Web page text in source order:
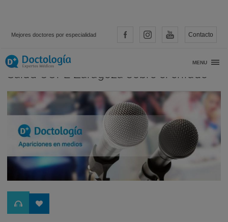
Mejores doctores por especialidad Contacto
MENU
Entrevista al Dr. Ezquerro en Espacio
Salud COPE Zaragoza sobre el enfado